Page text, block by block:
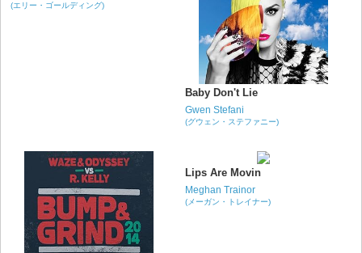
(エリー・ゴールディング)
Baby Don't Lie
Gwen Stefani
(グウェン・ステファニー)
Lips Are Movin
Meghan Trainor
(メーガン・トレイナー)